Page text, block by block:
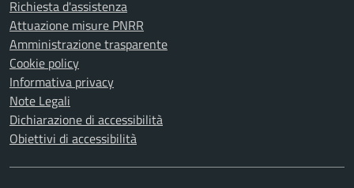
Richiesta d'assistenza
Attuazione misure PNRR
Amministrazione trasparente
Cookie policy
Informativa privacy
Note Legali
Dichiarazione di accessibilità
Obiettivi di accessibilità